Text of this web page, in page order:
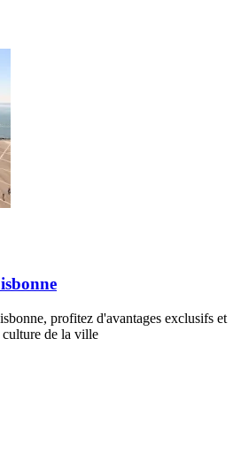
profitez d'avantages exclusifs et
culture de la ville